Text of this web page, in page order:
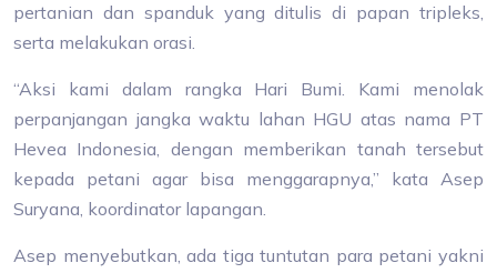
pertanian dan spanduk yang ditulis di papan tripleks,
serta melakukan orasi.
“Aksi kami dalam rangka Hari Bumi. Kami menolak
perpanjangan jangka waktu lahan HGU atas nama PT
Hevea Indonesia, dengan memberikan tanah tersebut
kepada petani agar bisa menggarapnya,” kata Asep
Suryana, koordinator lapangan.
Asep menyebutkan, ada tiga tuntutan para petani yakni